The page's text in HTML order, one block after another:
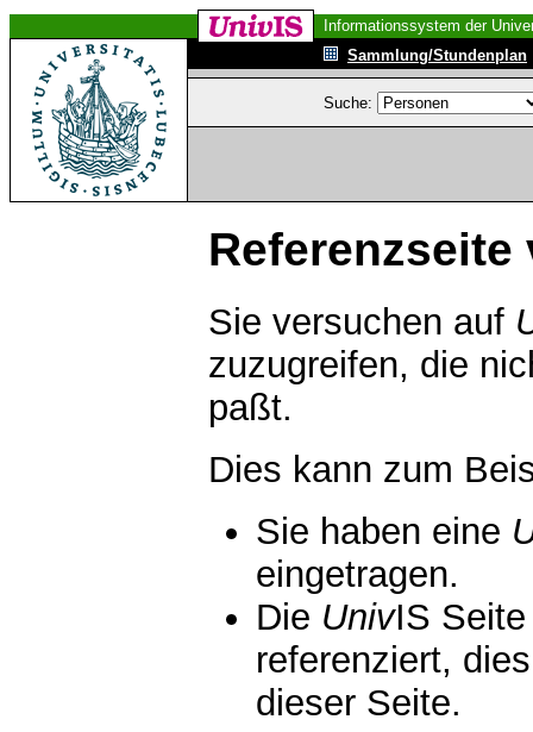
Informationssystem der
Sammlung/Stundenplan
Suche:
Referenzseite
Sie versuchen auf
zuzugreifen, die
paßt.
Dies kann zum
Sie haben eine
eingetragen.
Die UnivIS
referenziert,
dieser Seite.